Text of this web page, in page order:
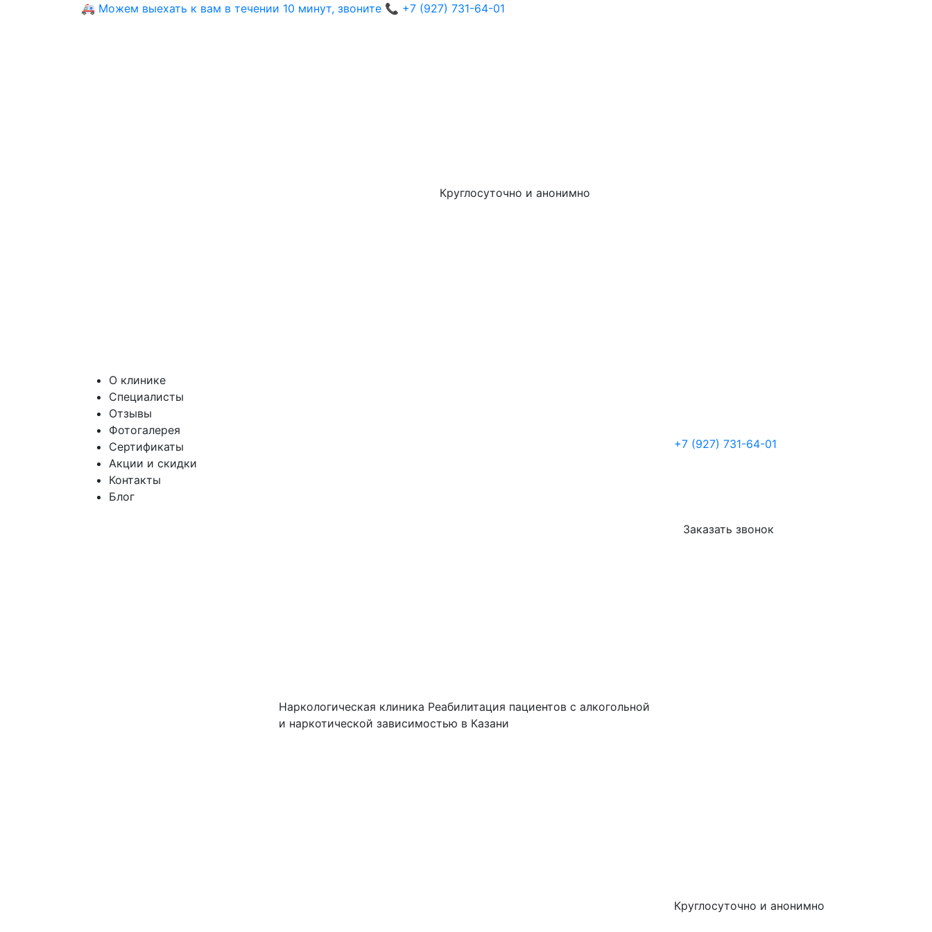
🚑 Можем выехать к вам в течении 10 минут, звоните 📞 +7 (927) 731-64-01
Круглосуточно и анонимно
О клинике
Специалисты
Отзывы
Фотогалерея
Сертификаты
Акции и скидки
Контакты
Блог
+7 (927) 731-64-01
Наркологическая клиника Реабилитация пациентов с алкогольной
и наркотической зависимостью в Казани
Заказать звонок
Круглосуточно и анонимно